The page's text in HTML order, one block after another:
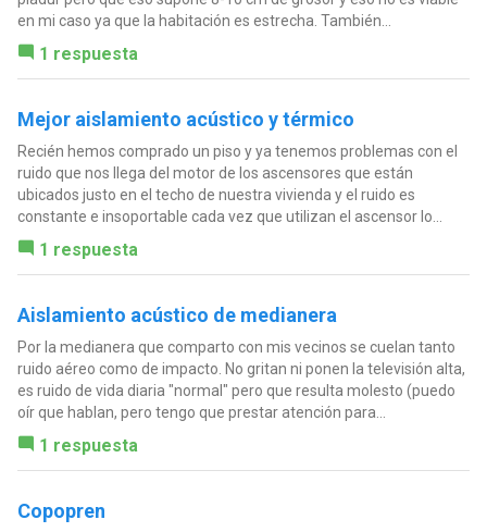
en mi caso ya que la habitación es estrecha. También...
1 respuesta
Mejor aislamiento acústico y térmico
Recién hemos comprado un piso y ya tenemos problemas con el
ruido que nos llega del motor de los ascensores que están
ubicados justo en el techo de nuestra vivienda y el ruido es
constante e insoportable cada vez que utilizan el ascensor lo...
1 respuesta
Aislamiento acústico de medianera
Por la medianera que comparto con mis vecinos se cuelan tanto
ruido aéreo como de impacto. No gritan ni ponen la televisión alta,
es ruido de vida diaria "normal" pero que resulta molesto (puedo
oír que hablan, pero tengo que prestar atención para...
1 respuesta
Copopren